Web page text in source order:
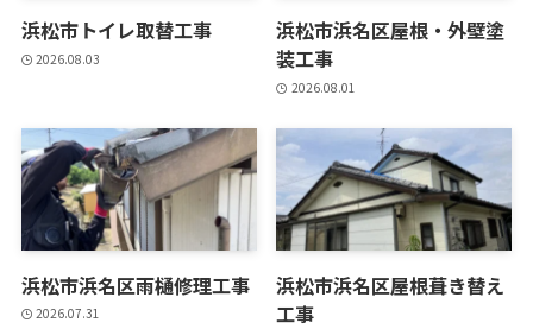
浜松市トイレ取替工事
2026.08.03
浜松市浜名区屋根・外壁塗
装工事
2026.08.01
浜松市浜名区雨樋修理工事
2026.07.31
浜松市浜名区屋根葺き替え
工事